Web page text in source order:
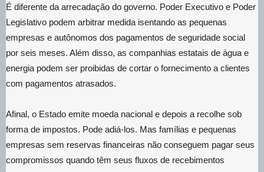
É diferente da arrecadação do governo. Poder Executivo e Poder
Legislativo podem arbitrar medida isentando as pequenas
empresas e autônomos dos pagamentos de seguridade social
por seis meses. Além disso, as companhias estatais de água e
energia podem ser proibidas de cortar o fornecimento a clientes
com pagamentos atrasados.
Afinal, o Estado emite moeda nacional e depois a recolhe sob
forma de impostos. Pode adiá-los. Mas famílias e pequenas
empresas sem reservas financeiras não conseguem pagar seus
compromissos quando têm seus fluxos de recebimentos